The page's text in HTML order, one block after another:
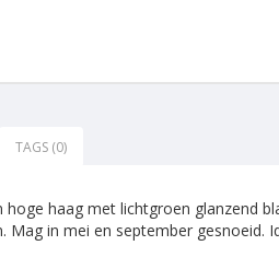
TAGS (0)
hoge haag met lichtgroen glanzend
in mei en september gesnoeid.